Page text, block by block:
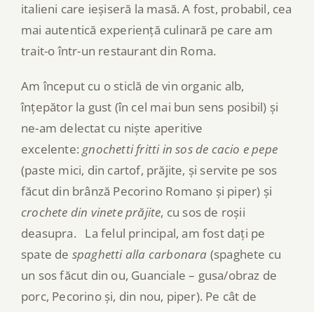
italieni care ieșiseră la masă. A fost, probabil, cea
mai autentică experiență culinară pe care am
trait-o într-un restaurant din Roma.
Am început cu o sticlă de vin organic alb,
înțepător la gust (în cel mai bun sens posibil) și
ne-am delectat cu niște aperitive
excelente:gnochetti fritti in sos de cacio e pepe
(paste mici, din cartof, prăjite, și servite pe sos
făcut din brânză Pecorino Romano și piper) și
crochete din vinete prăjite, cu sos de roșii
deasupra. La felul principal, am fost dați pe
spate de spaghetti alla carbonara (spaghete cu
un sos făcut din ou, Guanciale – gusa/obraz de
porc, Pecorino și, din nou, piper). Pe cât de